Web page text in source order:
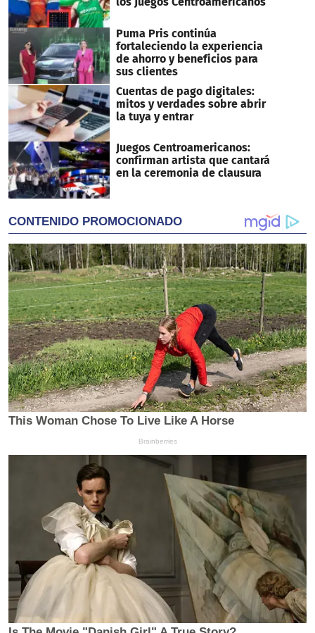
Puma Pris continúa
fortaleciendo la experiencia
de ahorro y beneficios para
sus clientes
Cuentas de pago digitales:
mitos y verdades sobre abrir
la tuya y entrar
Juegos Centroamericanos:
confirman artista que cantará
en la ceremonia de clausura